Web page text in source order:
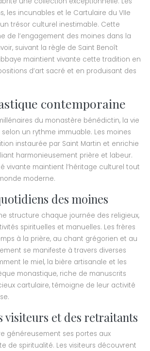
les incunables et le Cartulaire du VIIe
trésor culturel inestimable. Cette
de l’engagement des moines dans la
suivant la règle de Saint Benoît
maintient vivante cette tradition en
d’art sacré et en produisant des
contemporaine
du monastère bénédictin, la vie
selon un rythme immuable. Les moines
instaurée par Saint Martin et enrichie
harmonieusement prière et labeur.
vivante maintient l’héritage culturel tout
moderne.
des moines
structure chaque journée des religieux,
spirituelles et manuelles. Les frères
à la prière, au chant grégorien et au
se manifeste à travers diverses
le miel, la bière artisanale et les
monastique, riche de manuscrits
cartulaire, témoigne de leur activité
visiteurs et des retraitants
généreusement ses portes aux
de spiritualité. Les visiteurs découvrent